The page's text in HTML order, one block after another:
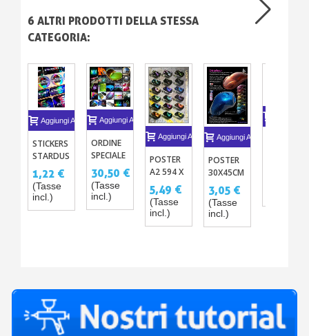
6 ALTRI PRODOTTI DELLA STESSA
CATEGORIA:
Aggiungi Al Carrello
STICKERS
STARDUST
-
GOODIES
ADESIVI
STARDUSTCOLORS
1,22 €
(Tasse
incl.)
Aggiungi Al Carrello
ORDINE
SPECIALE
30,50 €
(Tasse
incl.)
Aggiungi Al Carrello
POSTER
A2 594 X
420 MM
VERNICE
CAMALEONTE
5,49 €
(Tasse
incl.)
Aggiungi Al Carrello
POSTER
30X45CM
EFFETTI
CRISTALLO
E MARMO
3,05 €
(Tasse
incl.)